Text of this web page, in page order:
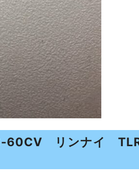
60CV リンナイ